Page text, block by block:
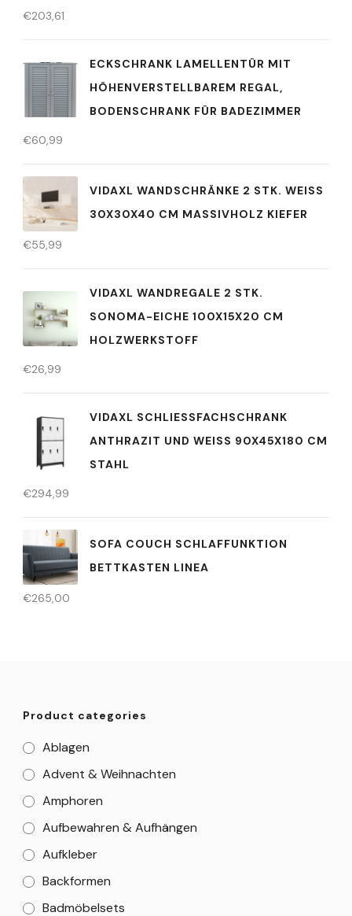
€203,61
ECKSCHRANK LAMELLENTÜR MIT
HÖHENVERSTELLBAREM REGAL,
BODENSCHRANK FÜR BADEZIMMER
€60,99
VIDAXL WANDSCHRÄNKE 2 STK. WEISS 3
0X30X40 CM MASSIVHOLZ KIEFER
€55,99
VIDAXL WANDREGALE 2 STK.
SONOMA-EICHE 100X15X20 CM
HOLZWERKSTOFF
€26,99
VIDAXL SCHLIESSFACHSCHRANK A
NTHRAZIT UND WEISS 90X45X180 CM ST
AHL
€294,99
SOFA COUCH SCHLAFFUNKTION
BETTKASTEN LINEA
€265,00
Product categories
Ablagen
Advent & Weihnachten
Amphoren
Aufbewahren & Aufhängen
Aufkleber
Backformen
Badmöbelsets